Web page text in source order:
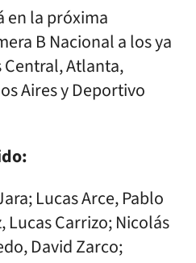
en la próxima
B Nacional a los ya
Central, Atlanta,
Aires y Deportivo
Lucas Arce, Pablo
Lucas Carrizo; Nicolás
David Zarco;